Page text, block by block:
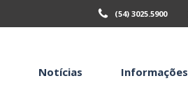
(54) 3025.5900
Notícias Informações